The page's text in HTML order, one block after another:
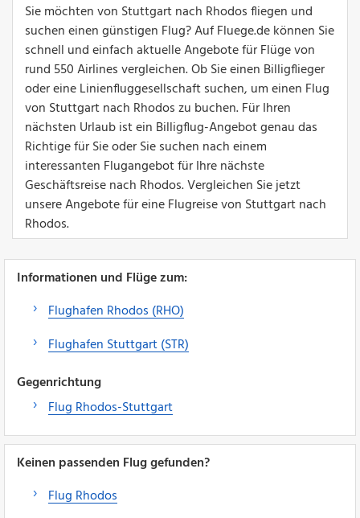
Sie möchten von Stuttgart nach Rhodos fliegen und
suchen einen günstigen Flug? Auf Fluege.de können Sie
schnell und einfach aktuelle Angebote für Flüge von
rund 550 Airlines vergleichen. Ob Sie einen Billigflieger
oder eine Linienfluggesellschaft suchen, um einen Flug
von Stuttgart nach Rhodos zu buchen. Für Ihren
nächsten Urlaub ist ein Billigflug-Angebot genau das
Richtige für Sie oder Sie suchen nach einem
interessanten Flugangebot für Ihre nächste
Geschäftsreise nach Rhodos. Vergleichen Sie jetzt
unsere Angebote für eine Flugreise von Stuttgart nach
Rhodos.
Informationen und Flüge zum:
Flughafen Rhodos (RHO)
Flughafen Stuttgart (STR)
Gegenrichtung
Flug Rhodos-Stuttgart
Keinen passenden Flug gefunden?
Flug Rhodos